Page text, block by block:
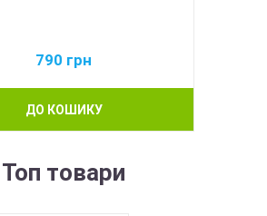
790 грн
ДО КОШИКУ
Топ товари